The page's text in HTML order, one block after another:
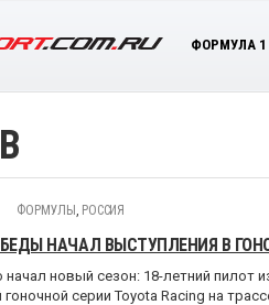
ФОРМУЛА 1
ФОРМУЛЫ РОССИЯ
НАЧАЛ ВЫСТУПЛЕНИЯ В
новый сезон: 18-летний пилот
серии Toyota Racing на